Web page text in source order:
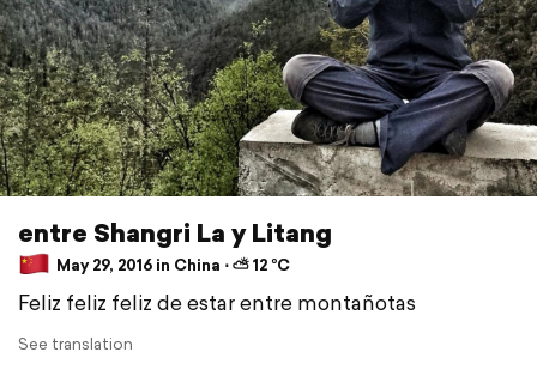
entre Shangri La y Litang
May 29, 2016 in China ⋅ ⛅ 12 °C
Feliz feliz feliz de estar entre montañotas
See translation